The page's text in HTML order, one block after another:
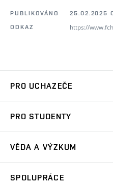
PUBLIKOVÁNO
25.02.2025
ODKAZ
https://
PRO UCHAZEČE
Jak se dostat na FCH
Den otevřených dveří
PRO STUDENTY
Studijní programy
VĚDA A VÝZKUM
SPOLUPRÁCE